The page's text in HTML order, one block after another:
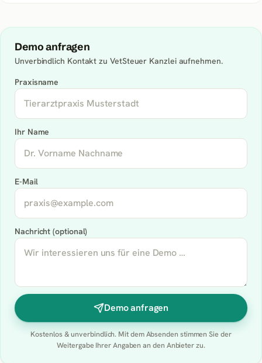
Demo anfragen
Unverbindlich Kontakt zu VetSteuer Kanzleiaufnehmen.
Praxisname
Ihr Name
E-Mail
Nachricht (optional)
Demo anfragen
Kostenlos & unverbindlich. Mit dem Absenden stimmen Sie der
Weitergabe Ihrer Angaben an den Anbieter zu.